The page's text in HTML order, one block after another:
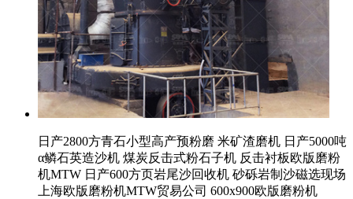
日产2800方青石小型高产预粉磨 米矿渣磨机 日产5000吨
α鳞石英造沙机 煤炭反击式粉石子机 反击衬板欧版磨粉
机MTW 日产600方页岩尾沙回收机 砂砾岩制沙磁选现场
上海欧版磨粉机MTW贸易公司 600x900欧版磨粉机